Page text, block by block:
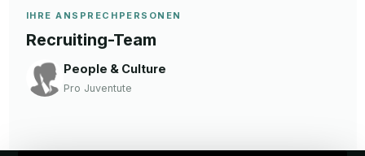
IHRE ANSPRECHPERSONEN
Recruiting-Team
People & Culture
Pro Juventute